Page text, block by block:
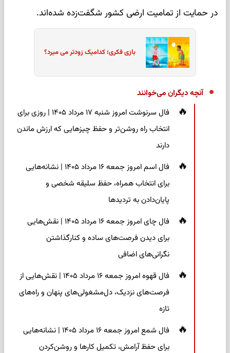
در حمایت از تمامیت ارضی کشور شگفت‌زده شده‌اند.
بازی فکری؛ کدامیک زودتر می میرد؟
آنچه دیگران می‌خوانند
فال سرنوشت امروز شنبه ۱۷ مرداد ۱۴۰۵ | روزی برای
انتخاب راه روشن‌تر و حفظ چیزهایی که ارزش ماندن
دارند
فال اسم امروز جمعه ۱۶ مرداد ۱۴۰۵ | نشانه‌هایی
برای انتخاب همراه، حفظ سلیقه شخصی و
پایان‌دادن به تردیدها
فال چای امروز جمعه ۱۶ مرداد ۱۴۰۵ | نقش‌هایی
برای دیدن فرصت‌های ساده و کنارگذاشتن
نگرانی‌های اضافی
فال قهوه امروز جمعه ۱۶ مرداد ۱۴۰۵ | نقش‌هایی از
فرصت‌های نزدیک، دل‌مشغولی‌های پنهان و راه‌های
تازه
فال شمع امروز جمعه ۱۶ مرداد ۱۴۰۵ | نشانه‌هایی
برای حفظ آرامش، تکمیل کارها و روشن‌کردن